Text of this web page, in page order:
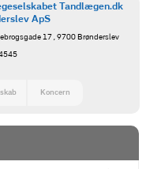
Tandlægen.dk
ApS
17 , 9700 Brønderslev
Koncern